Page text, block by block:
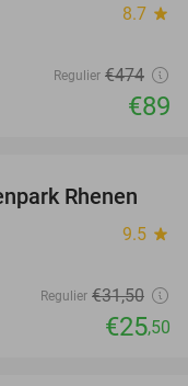
8.7 star
Regulier €474
€89
19%
Rhenen
9.5 star
Regulier €31,50
€25,50